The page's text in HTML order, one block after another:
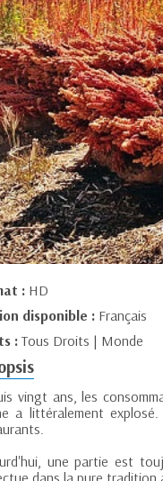
: HD
disponible : Français
:Tous Droits | Monde
vingt ans, les
a littéralement
une partie est